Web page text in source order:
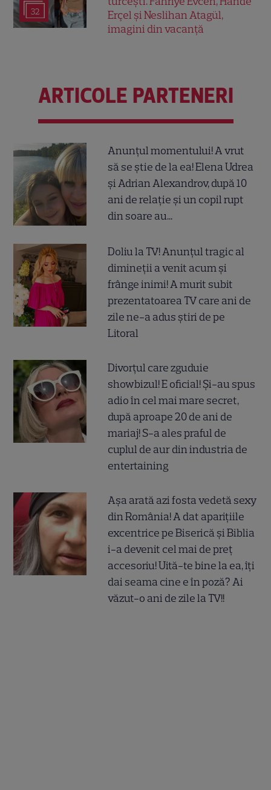
32
Erçel și Neslihan Atagül,
imagini din vacanță
ARTICOLE PARTENERI
Anunțul momentului! A vrut
să se știe de la ea! Elena Udrea
și Adrian Alexandrov, după 10
ani de relație și un copil rupt
din soare au...
Doliu la TV! Anunțul tragic al
dimineții a venit acum și
frânge inimi! A murit subit
prezentatoarea TV care ani de
zile ne-a adus știri de pe
Litoral
Divorțul care zguduie
showbizul! E oficial! Și-au spus
adio în cel mai mare secret,
după aproape 20 de ani de
mariaj! S-a ales praful de
cuplul de aur din industria de
entertaining
Așa arată azi fosta vedetă sexy
din România! A dat aparițiile
excentrice pe Biserică și Biblia
i-a devenit cel mai de preț
accesoriu! Uită-te bine la ea, îți
dai seama cine e în poză? Ai
văzut-o ani de zile la TV!!